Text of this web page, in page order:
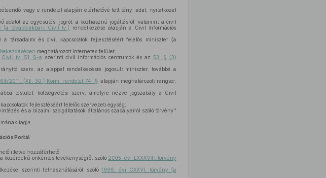
vagy e rendelet alapján elérhetővé tett tény, adat, nyilatkozat
adatot az egyesülési jogról, a közhasznú jogállásról, valamint a civil
(a továbbiakban: Civil tv.)
rendelkezése alapján a Civil Információs
társadalmi és civil kapcsolatok fejlesztéséért felelős miniszter (a
meghatározott internetes felület;
Civil tv. 51. §-a szerinti civil információs centrumok és az 53. § (3)
szerv, az alappal rendelkezésre jogosult miniszter, továbbá a
2011. (XII. 30.) Korm. rendelet 74. § alapján meghatározott rangsor,
testület, költségvetési szerv, amelyre nézve jogszabály a Civil
fejlesztéséért felelős szervezeti egység;
és a bizalmi szolgáltatások általános szabályairól szóló törvény4
tagja.
Portál
illetve hozzáférhető:
közérdekű önkéntes tevékenységről szóló 2005. évi LXXXVIII. törvény
szerinti felhasználásáról szóló1996. évi CXXVI. törvény (a